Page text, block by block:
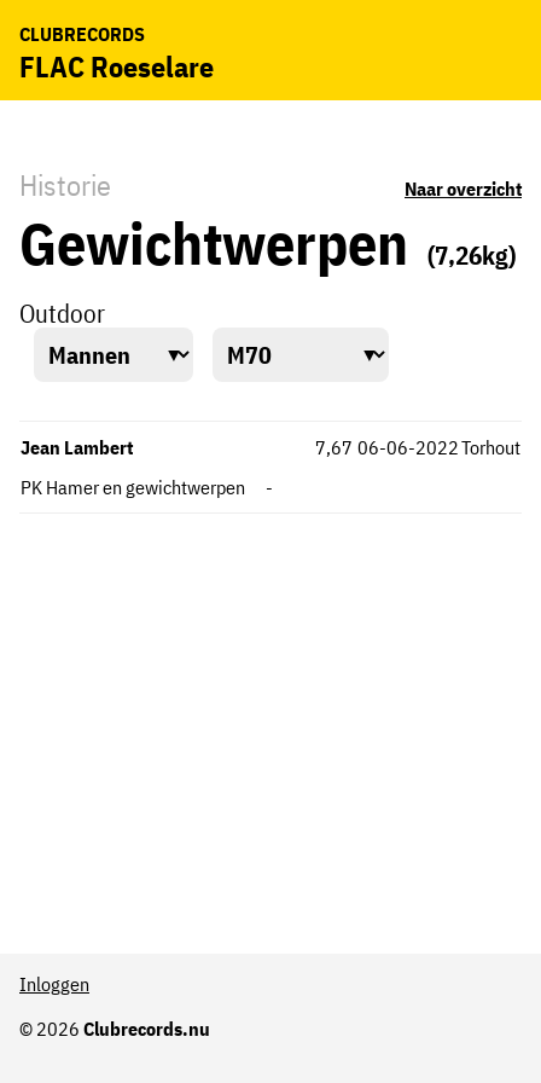
CLUBRECORDS
FLAC Roeselare
Historie Naar overzicht
Gewichtwerpen
(7,26kg)
Outdoor
Jean Lambert
Torhout
PK Hamer en gewichtwerpen
7,67
-
06-06-2022
© 2026 Clubrecords.nu
Inloggen